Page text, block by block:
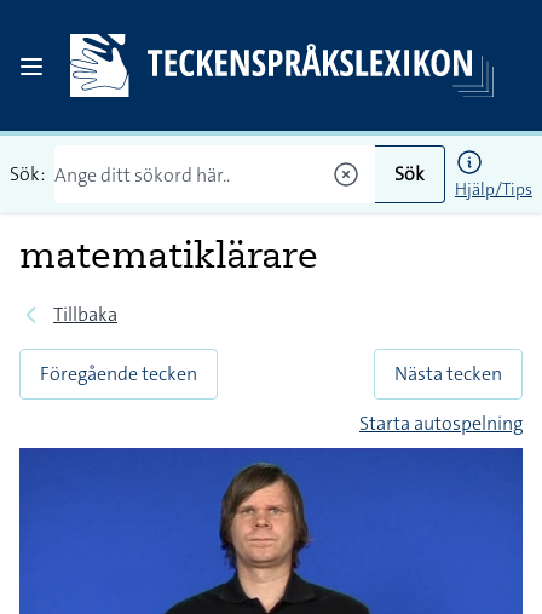
Sök: Sök
Hjälp/Tips
matematiklärare
Tillbaka
Föregående tecken
Nästa tecken
Starta autospelning